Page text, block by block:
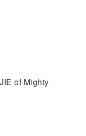
of Mighty